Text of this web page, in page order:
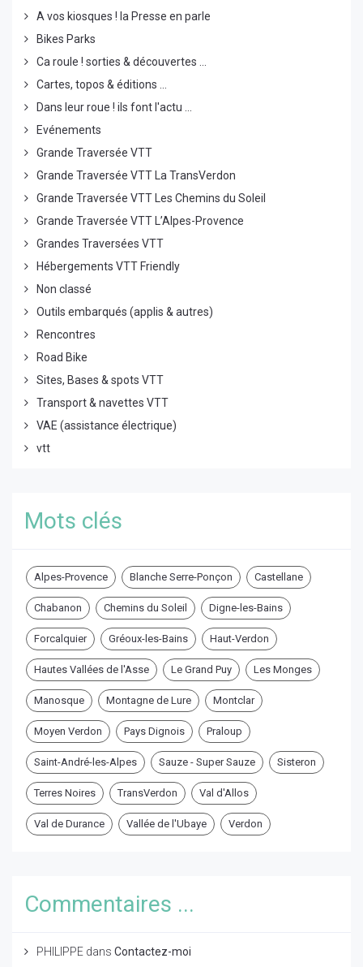
A vos kiosques ! la Presse en parle
Bikes Parks
Ca roule ! sorties & découvertes ...
Cartes, topos & éditions ...
Dans leur roue ! ils font l'actu ...
Evénements
Grande Traversée VTT
Grande Traversée VTT La TransVerdon
Grande Traversée VTT Les Chemins du Soleil
Grande Traversée VTT L’Alpes-Provence
Grandes Traversées VTT
Hébergements VTT Friendly
Non classé
Outils embarqués (applis & autres)
Rencontres
Road Bike
Sites, Bases & spots VTT
Transport & navettes VTT
VAE (assistance électrique)
vtt
Mots clés
Alpes-Provence Blanche Serre-Ponçon Castellane
Chabanon Chemins du Soleil Digne-les-Bains
Forcalquier Gréoux-les-Bains Haut-Verdon
Hautes Vallées de l'Asse Le Grand Puy Les Monges
Manosque Montagne de Lure Montclar
Moyen Verdon Pays Dignois Praloup
Saint-André-les-Alpes Sauze - Super Sauze Sisteron
Terres Noires TransVerdon Val d'Allos
Val de Durance Vallée de l'Ubaye Verdon
Commentaires ...
PHILIPPE dans Contactez-moi